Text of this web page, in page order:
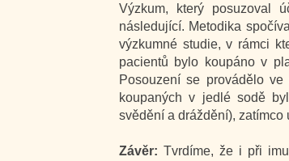
Výzkum, který posuzoval
následující. Metodika
výzkumné studie, v rámci
pacientů bylo koupáno v
Posouzení se provádělo
koupaných v jedlé sodě
svědění a dráždění), zatímco
Závěr: Tvrdíme, že i při